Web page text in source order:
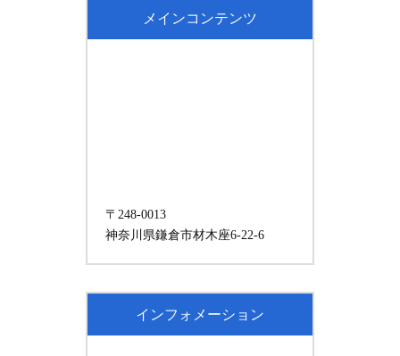
メインコンテンツ
〒248-0013
神奈川県鎌倉市材木座6-22-6
インフォメーション